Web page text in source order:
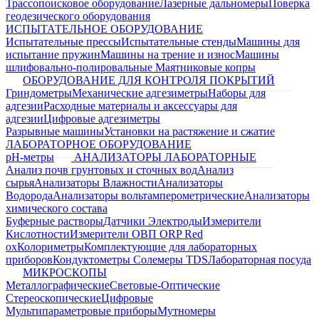
Трассопоисковое оборудованиеЛазерные дальномеры Поверка
геодезического оборудования
ИСПЫТАТЕЛЬНОЕ ОБОРУДОВАНИЕ
Испытательные прессыИспытательные стендыМашины для
испытание пружинМашины на трение и износМашины
шлифовально-полировальные Маятниковые копры
ОБОРУДОВАНИЕ ДЛЯ КОНТРОЛЯ ПОКРЫТИЙ
ГриндометрыМеханические адгезиметрыНаборы для
адгезииРасходные материалы и аксессуары для
адгезииЦифровые адгезиметры
Разрывные машиныУстановки на растяжение и сжатие
ЛАБОРАТОРНОЕ ОБОРУДОВАНИЕ
pH-метры
АНАЛИЗАТОРЫ ЛАБОРАТОРНЫЕ
Анализ почв грунтовых и сточных водАнализ
сырьяАнализаторы ВлажностиАнализаторы
ВодородаАнализаторы вольтамперометрическиеАнализаторы
химического состава
Буферные растворыДатчики ЭлектродыИзмерители
КислотностиИзмерители ОВП ORP Red
oxКолориметрыКомплектующие для лабораторных
приборовКондуктометры Солемеры TDSЛабораторная посуда
МИКРОСКОПЫ
МеталлографическиеСветовые-Оптические
СтереоскопическиеЦифровые
Мультипараметровые приборыМутномеры